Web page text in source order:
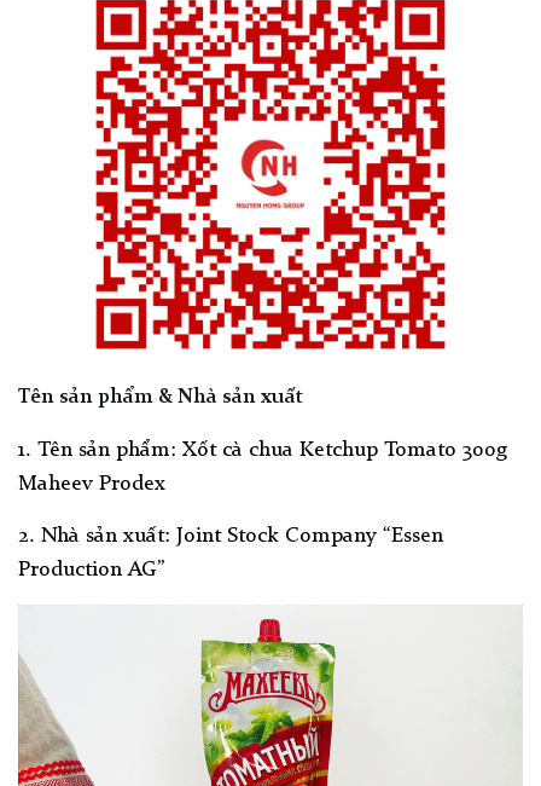
Tên sản phẩm & Nhà sản xuất
1. Tên sản phẩm: Xốt cà chua Ketchup Tomato 300g
Maheev Prodex
2. Nhà sản xuất: Joint Stock Company “Essen
Production AG”